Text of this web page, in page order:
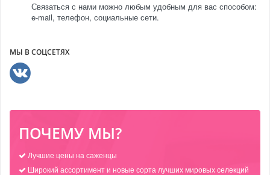
Связаться с нами можно любым удобным для вас способом:
e-mail, телефон, социальные сети.
МЫ В СОЦСЕТЯХ
ПОЧЕМУ МЫ?
Лучшие цены на саженцы
Широкий ассортимент и новые сорта лучших мировых селекций